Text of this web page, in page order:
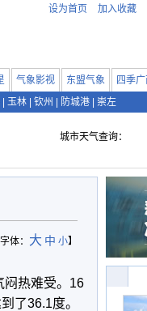
设为首页 加入收藏
气象影视 东盟气象 四季广
玉林 钦州 防城港 崇左
城市天气查询：
字体： 大 中 小】
闷热难受。16
了36.1度。